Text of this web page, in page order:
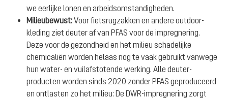
we eerlijke lonen en arbeidsomstandigheden.
Milieubewust:Voor fietsrugzakken en andere outdoor-
kleding ziet deuter af van PFAS voor de impregnering.
Deze voor de gezondheid en het milieu schadelijke
chemicaliën worden helaas nog te vaak gebruikt vanwege
hun water- en vuilafstotende werking. Alle deuter-
producten worden sinds 2020 zonder PFAS geproduceerd
en ontlasten zo het milieu: De DWR-impregnering zorgt